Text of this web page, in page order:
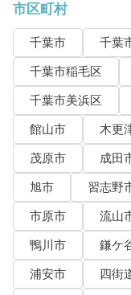
市区町村
千葉市 千葉
千葉市稲毛区
千葉市美浜区
館山市
木更
茂原市
成田
旭市
習志野
市原市
流山
鴨川市
鎌ケ
浦安市
四街